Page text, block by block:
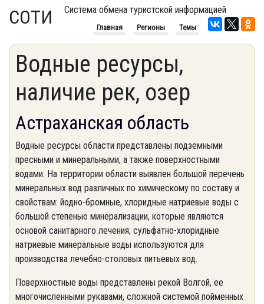
СОТИ Система обмена туристской информацией
Главная Регионы Темы
Водные ресурсы,
наличие рек, озер
Астраханская область
Водные ресурсы области представлены подземными
пресными и минеральными, а также поверхностными
водами. На территории области выявлен большой перечень
минеральных вод различных по химическому по составу и
свойствам: йодно-бромные, хлоридные натриевые воды с
большой степенью минерализации, которые являются
основой санитарного лечения; сульфатно-хлоридные
натриевые минеральные воды используются для
производства лечебно-столовых питьевых вод.
Поверхностные воды представлены рекой Волгой, ее
многочисленными рукавами, сложной системой пойменных